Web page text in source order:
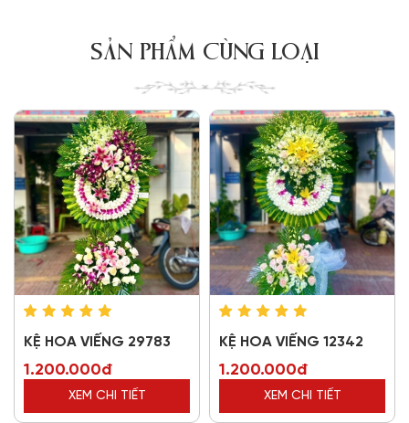
SẢN PHẨM CÙNG LOẠI
KỆ HOA VIẾNG 29783
1.200.000đ
XEM CHI TIẾT
KỆ HOA VIẾNG 12342
1.200.000đ
XEM CHI TIẾT